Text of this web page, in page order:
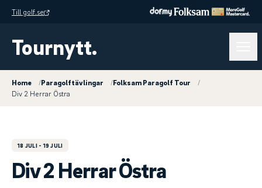
Till golf.se
Tournytt.
Home /Paragolftävlingar /Folksam Paragolf Tour
/
Div 2 Herrar Östra
18 JULI - 19 JULI
Div 2 Herrar Östra